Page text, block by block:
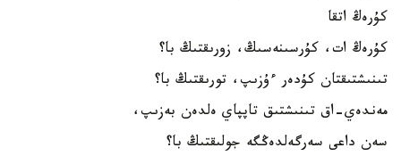
كۇرەڭ اتقا
كۇرەڭ ات، كۇرسىنەسىڭ، زورىقتىڭ با؟
تىنىشتىقتان كۇدەر ءۇزىپ، تورىقتىڭ با؟
مەندەي-اق تىنىشتىق تاپپاي ەلدەن بەزىپ،
سەن داعى سەرگەلدەڭگە جولىقتىڭ با؟